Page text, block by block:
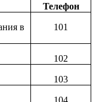
Телефон
в
101
102
103
104